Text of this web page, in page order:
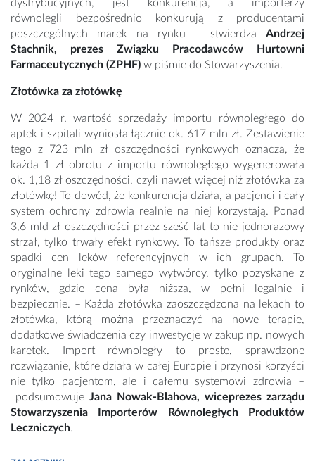
dystrybucyjnych, jest konkurencja, a importerzy
równolegli bezpośrednio konkurują z producentami
poszczególnych marek na rynku – stwierdza Andrzej
Stachnik, prezes Związku Pracodawców Hurtowni
Farmaceutycznych (ZPHF) w piśmie do Stowarzyszenia.
Złotówka za złotówkę
W 2024 r. wartość sprzedaży importu równoległego do
aptek i szpitali wyniosła łącznie ok. 617 mln zł. Zestawienie
tego z 723 mln zł oszczędności rynkowych oznacza, że
każda 1 zł obrotu z importu równoległego wygenerowała
ok. 1,18 zł oszczędności, czyli nawet więcej niż złotówka za
złotówkę! To dowód, że konkurencja działa, a pacjenci i cały
system ochrony zdrowia realnie na niej korzystają. Ponad
3,6 mld zł oszczędności przez sześć lat to nie jednorazowy
strzał, tylko trwały efekt rynkowy. To tańsze produkty oraz
spadki cen leków referencyjnych w ich grupach. To
oryginalne leki tego samego wytwórcy, tylko pozyskane z
rynków, gdzie cena była niższa, w pełni legalnie i
bezpiecznie. – Każda złotówka zaoszczędzona na lekach to
złotówka, którą można przeznaczyć na nowe terapie,
dodatkowe świadczenia czy inwestycje w zakup np. nowych
karetek. Import równoległy to proste, sprawdzone
rozwiązanie, które działa w całej Europie i przynosi korzyści
nie tylko pacjentom, ale i całemu systemowi zdrowia –
podsumowuje Jana Nowak-Blahova, wiceprezes zarządu
Stowarzyszenia Importerów Równoległych Produktów
Leczniczych.